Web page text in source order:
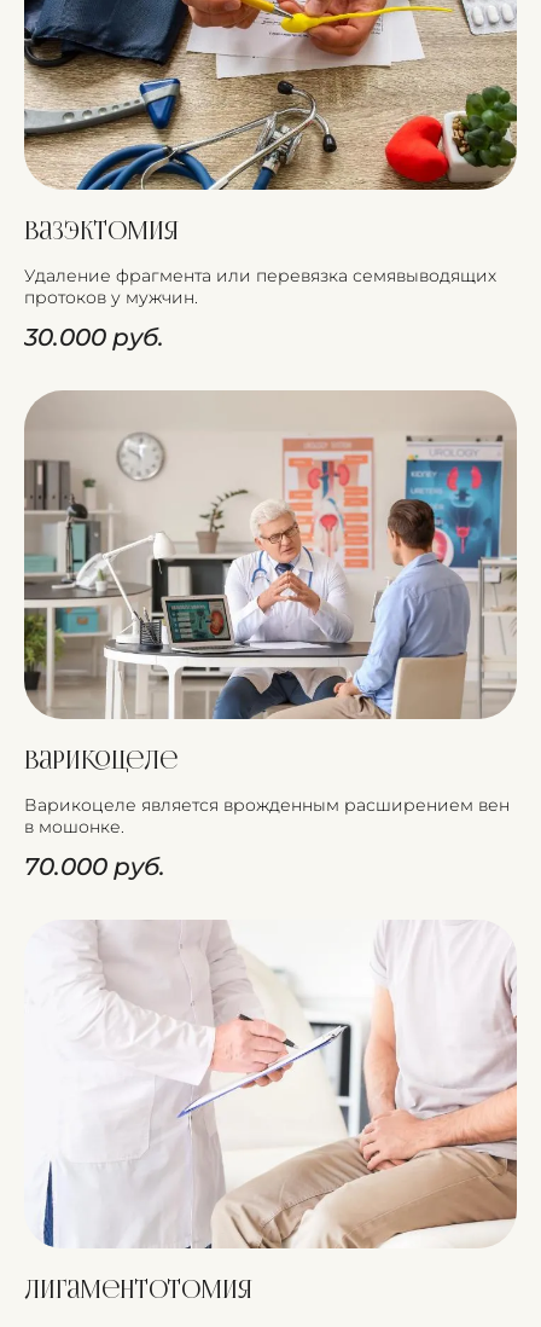
Вазэктомия
Удаление фрагмента или перевязка семявыводящих
протоков у мужчин.
30.000 руб.
Варикоцеле
Варикоцеле является врожденным расширением вен
в мошонке.
70.000 руб.
Лигаментотомия